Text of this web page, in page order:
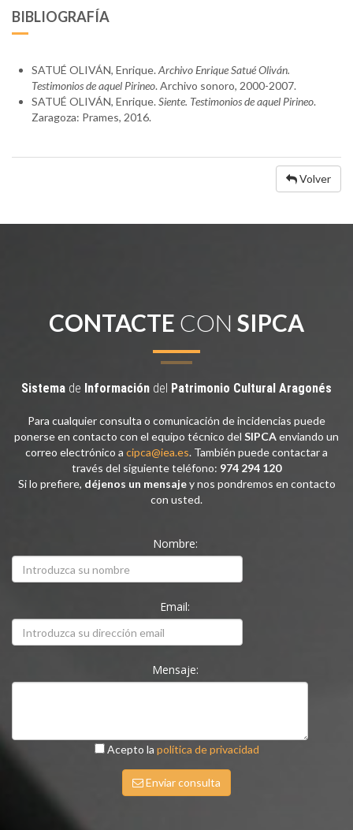
BIBLIOGRAFÍA
SATUÉ OLIVÁN, Enrique. Archivo Enrique Satué Oliván.
Testimonios de aquel Pirineo. Archivo sonoro, 2000-2007.
SATUÉ OLIVÁN, Enrique. Siente. Testimonios de aquel Pirineo.
Zaragoza: Prames, 2016.
Volver
CONTACTE CON SIPCA
Sistema de Información del Patrimonio Cultural Aragonés
Para cualquier consulta o comunicación de incidencias puede
ponerse en contacto con el equipo técnico del SIPCAenviando un
correo electrónico a cipca@iea.es. También puede contactar a
través del siguiente teléfono: 974 294 120
Si lo prefiere, déjenos un mensajey nos pondremos en contacto
con usted.
Nombre:
Email:
Mensaje:
Acepto la política de privacidad
Enviar consulta